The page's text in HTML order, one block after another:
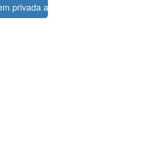
privada ao amrillan1